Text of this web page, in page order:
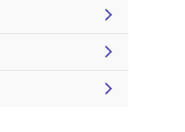
chevron_right
chevron_right
chevron_right